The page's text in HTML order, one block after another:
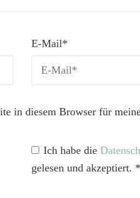
E-Mail*
in diesem Browser für
Ich habe die
gelesen und akzeptiert. *